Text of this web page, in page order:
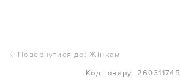
Повернутися до: Жінкам
Код товару: 260311745